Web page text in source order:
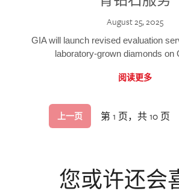
August 25, 2025
GIA will launch revised evaluation
laboratory-grown diamonds on
阅读更多
上一页 第 1 页，共 10 页
您或许还会